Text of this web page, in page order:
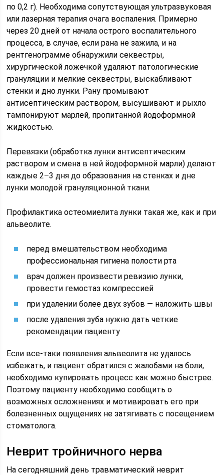
по 0,2 г). Необходима сопутствующая ультразвуковая
или лазерная терапия очага воспаления. Примерно
через 20 дней от начала острого воспалительного
процесса, в случае, если рана не зажила, и на
рентгенограмме обнаружили секвестры,
хирургической ложечкой удаляют патологические
грануляции и мелкие секвестры, выскабливают
стенки и дно лунки. Рану промывают
антисептическим раствором, высушивают и рыхло
тампонируют марлей, пропитанной йодоформной
жидкостью.
Перевязки (обработка лунки антисептическим
раствором и смена в ней йодоформной марли) делают
каждые 2–3 дня до образования на стенках и дне
лунки молодой грануляционной ткани.
Профилактика остеомиелита лунки такая же, как и при
альвеолите.
перед вмешательством необходима
профессиональная гигиена полости рта
врач должен произвести ревизию лунки,
провести гемостаз компрессией
при удалении более двух зубов — наложить швы
после удаления зуба нужно дать четкие
рекомендации пациенту
Если все-таки появления альвеолита не удалось
избежать, и пациент обратился с жалобами на боли,
необходимо купировать процесс как можно быстрее.
Поэтому пациенту необходимо сообщить о
возможных осложнениях и мотивировать его при
болезненных ощущениях не затягивать с посещением
стоматолога.
Неврит тройничного нерва
На сегодняшний день травматический неврит